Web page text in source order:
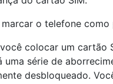
o telefone
colocar um cartão
uma série de
desbloqueado.